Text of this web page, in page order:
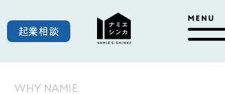
起業相談
WHY NAMIE